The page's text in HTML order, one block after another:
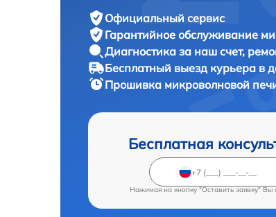
Официальный сервис
Гарантийное обслуживание
Диагностика за наш счет,
Бесплатный выезд курьера в
Прошивка микроволновой
Бесплатная
Нажимая на кнопку "Оставить заявку" Вы